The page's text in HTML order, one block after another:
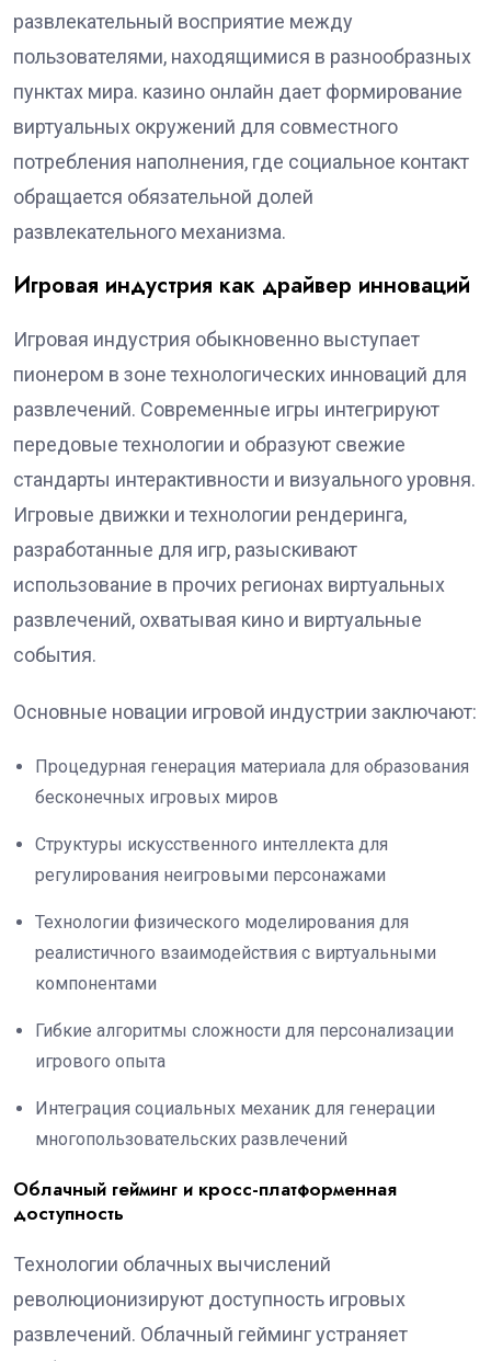
развлекательный восприятие между
пользователями, находящимися в разнообразных
пунктах мира. казино онлайн дает формирование
виртуальных окружений для совместного
потребления наполнения, где социальное контакт
обращается обязательной долей
развлекательного механизма.
Игровая индустрия как драйвер инноваций
Игровая индустрия обыкновенно выступает
пионером в зоне технологических инноваций для
развлечений. Современные игры интегрируют
передовые технологии и образуют свежие
стандарты интерактивности и визуального уровня.
Игровые движки и технологии рендеринга,
разработанные для игр, разыскивают
использование в прочих регионах виртуальных
развлечений, охватывая кино и виртуальные
события.
Основные новации игровой индустрии заключают:
Процедурная генерация материала для образования
бесконечных игровых миров
Структуры искусственного интеллекта для
регулирования неигровыми персонажами
Технологии физического моделирования для
реалистичного взаимодействия с виртуальными
компонентами
Гибкие алгоритмы сложности для персонализации
игрового опыта
Интеграция социальных механик для генерации
многопользовательских развлечений
Облачный гейминг и кросс-платформенная
доступность
Технологии облачных вычислений
революционизируют доступность игровых
развлечений. Облачный гейминг устраняет